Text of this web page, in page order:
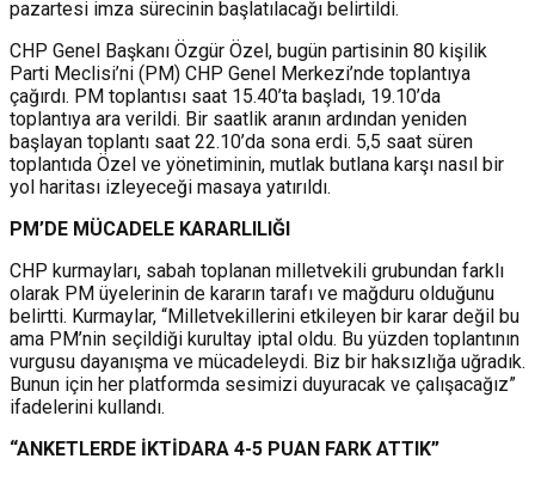
pazartesi imza sürecinin başlatılacağı belirtildi.
CHP Genel Başkanı Özgür Özel, bugün partisinin 80 kişilik
Parti Meclisi’ni (PM) CHP Genel Merkezi’nde toplantıya
çağırdı. PM toplantısı saat 15.40’ta başladı, 19.10’da
toplantıya ara verildi. Bir saatlik aranın ardından yeniden
başlayan toplantı saat 22.10’da sona erdi. 5,5 saat süren
toplantıda Özel ve yönetiminin, mutlak butlana karşı nasıl bir
yol haritası izleyeceği masaya yatırıldı.
PM’DE MÜCADELE KARARLILIĞI
CHP kurmayları, sabah toplanan milletvekili grubundan farklı
olarak PM üyelerinin de kararın tarafı ve mağduru olduğunu
belirtti. Kurmaylar, “Milletvekillerini etkileyen bir karar değil bu
ama PM’nin seçildiği kurultay iptal oldu. Bu yüzden toplantının
vurgusu dayanışma ve mücadeleydi. Biz bir haksızlığa uğradık.
Bunun için her platformda sesimizi duyuracak ve çalışacağız”
ifadelerini kullandı.
“ANKETLERDE İKTİDARA 4-5 PUAN FARK ATTIK”